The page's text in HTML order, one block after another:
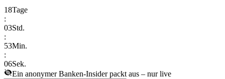
18Tage
:
03Std.
:
53Min.
:
06Sek.
Ein anonymer Banken-Insider packt aus – nur live